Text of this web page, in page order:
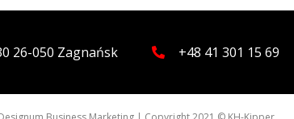
26-050 Zagnańsk +48 41 301 15 69